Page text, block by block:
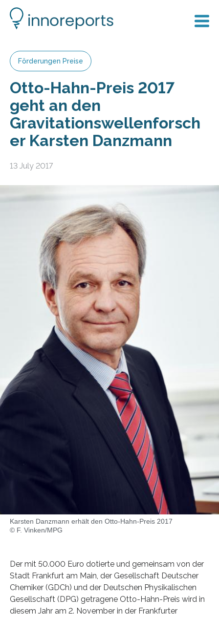
Förderungen Preise
Otto-Hahn-Preis 2017
geht an den
Gravitationswellenforsch
er Karsten Danzmann
13 July 2017
Karsten Danzmann erhält den Otto-Hahn-Preis 2017
© F. Vinken/MPG
Der mit 50.000 Euro dotierte und gemeinsam von der
Stadt Frankfurt am Main, der Gesellschaft Deutscher
Chemiker (GDCh) und der Deutschen Physikalischen
Gesellschaft (DPG) getragene Otto-Hahn-Preis wird in
diesem Jahr am 2. November in der Frankfurter